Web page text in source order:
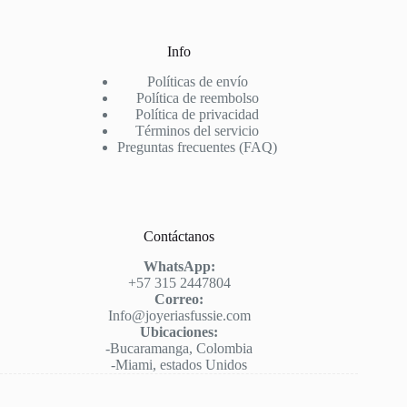
Info
Políticas de envío
Política de reembolso
Política de privacidad
Términos del servicio
Preguntas frecuentes (FAQ)
Contáctanos
WhatsApp:
+57 315 2447804
Correo:
Info@joyeriasfussie.com
Ubicaciones:
-Bucaramanga, Colombia
-Miami, estados Unidos